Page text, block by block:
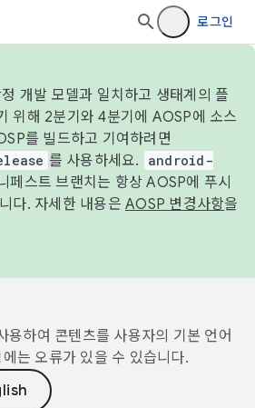
로그인
개발 모델과 일치하고 생태계의 플
위해 2분기와 4분기에 AOSP에 소스
를 빌드하고 기여하려면
를 사용하세요.
android-
페스트 브랜치는 항상 AOSP에 푸시
다. 자세한 내용은 AOSP 변경사항을
하여 콘텐츠를 사용자의 기본 언어
는 오류가 있을 수 있습니다.